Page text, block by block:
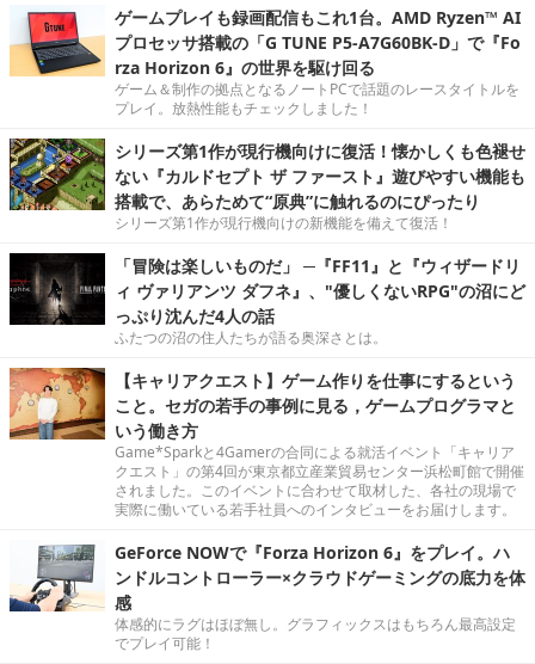
ゲームプレイも録画配信もこれ1台。AMD Ryzen™ AI
プロセッサ搭載の「G TUNE P5-A7G60BK-D」で『Fo
rza Horizon 6』の世界を駆け回る
ゲーム＆制作の拠点となるノートPCで話題のレースタイトルを
プレイ。放熱性能もチェックしました！
シリーズ第1作が現行機向けに復活！懐かしくも色褪せ
ない『カルドセプト ザ ファースト』遊びやすい機能も
搭載で、あらためて“原典”に触れるのにぴったり
シリーズ第1作が現行機向けの新機能を備えて復活！
「冒険は楽しいものだ」 ─『FF11』と『ウィザードリ
ィ ヴァリアンツ ダフネ』、"優しくないRPG"の沼にど
っぷり沈んだ4人の話
ふたつの沼の住人たちが語る奥深さとは。
【キャリアクエスト】ゲーム作りを仕事にするという
こと。セガの若手の事例に見る，ゲームプログラマと
いう働き方
Game*Sparkと4Gamerの合同による就活イベント「キャリア
クエスト」の第4回が東京都立産業貿易センター浜松町館で開催
されました。このイベントに合わせて取材した、各社の現場で
実際に働いている若手社員へのインタビューをお届けします。
GeForce NOWで『Forza Horizon 6』をプレイ。ハ
ンドルコントローラー×クラウドゲーミングの底力を体
感
体感的にラグはほぼ無し。グラフィックスはもちろん最高設定
でプレイ可能！